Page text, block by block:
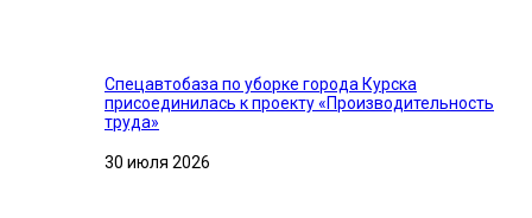
Спецавтобаза по уборке города Курска
присоединилась к проекту «Производительность
труда»
30 июля 2026